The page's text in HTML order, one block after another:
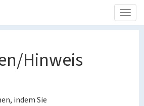
Hinweis
indem Sie